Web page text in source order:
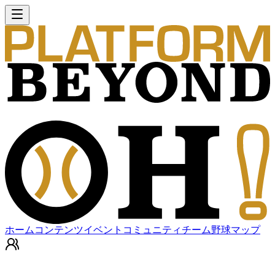
ホーム コンテンツイベント コミュニティチーム野球マップ